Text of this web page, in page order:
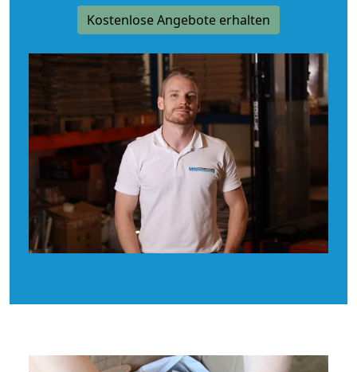
Kostenlose Angebote erhalten